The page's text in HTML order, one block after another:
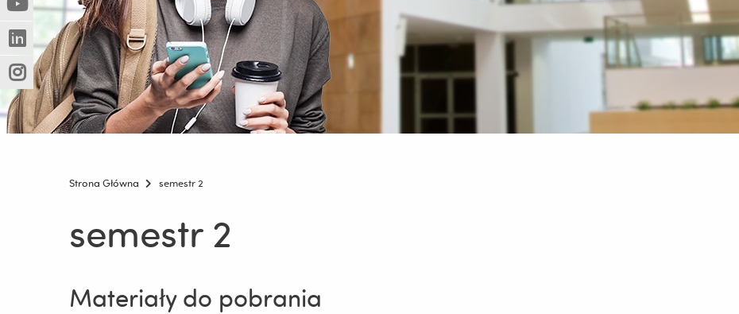
innej
strony)
(Nowe
okno)
(Link
do
innej
strony)
(Nowe
okno)
(Link
do
innej
strony)
(Nowe
okno)
(Link
do
innej
strony)
Strona Główna semestr 2
semestr 2
Materiały do pobrania